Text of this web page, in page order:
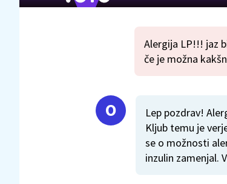
Alergija LP!!! jaz
če je možna
Lep pozdrav!
Kljub temu je
se o možnosti
inzulin zamenjal.